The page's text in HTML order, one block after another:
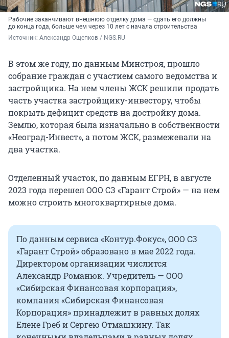
Рабочие заканчивают внешнюю отделку дома — сдать его должны
до конца года, больше чем через 10 лет с начала строительства
Источник: Александр Ощепков / NGS.RU
В этом же году, по данным Минстроя, прошло
собрание граждан с участием самого ведомства и
застройщика. На нем члены ЖСК решили продать
часть участка застройщику-инвестору, чтобы
покрыть дефицит средств на достройку дома.
Землю, которая была изначально в собственности
«Неоград-Инвест», а потом ЖСК, размежевали на
два участка.
Отделенный участок, по данным ЕГРН, в августе
2023 года перешел ООО СЗ «Гарант Строй» — на нем
можно строить многоквартирные дома.
По данным сервиса «Контур.Фокус», ООО СЗ
«Гарант Строй» образовано в мае 2022 года.
Директором организации числится
Александр Романюк. Учредитель — ООО
«Сибирская Финансовая корпорация»,
компания «Сибирская Финансовая
Корпорация» принадлежит в равных долях
Елене Греб и Сергею Отмашкину. Так